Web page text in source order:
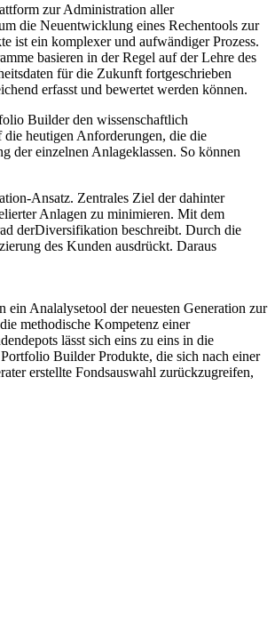
zur Administration aller
die Neuentwicklung eines Rechentools zur
ist ein komplexer und aufwändiger Prozess.
basieren in der Regel auf der Lehre des
für die Zukunft fortgeschrieben
erfasst und bewertet werden können.
Builder den wissenschaftlich
heutigen Anforderungen, die die
der einzelnen Anlageklassen. So können
Ansatz. Zentrales Ziel der dahinter
Anlagen zu minimieren. Mit dem
derDiversifikation beschreibt. Durch die
des Kunden ausdrückt. Daraus
Analalysetool der neuesten Generation zur
methodische Kompetenz einer
lässt sich eins zu eins in die
Builder Produkte, die sich nach einer
erstellte Fondsauswahl zurückzugreifen,